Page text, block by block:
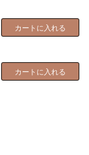
カートに入れる
カートに入れる